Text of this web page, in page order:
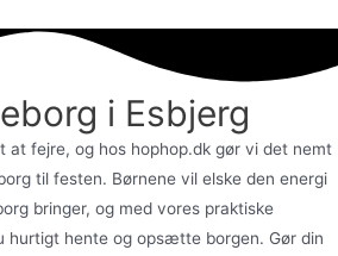
i Esbjerg
at fejre, og hos hophop.dk gør vi det nemt
til festen. Børnene vil elske den energi
bringer, og med vores praktiske
hurtigt hente og opsætte borgen. Gør din